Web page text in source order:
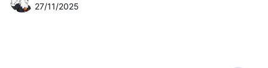
27/11/2025